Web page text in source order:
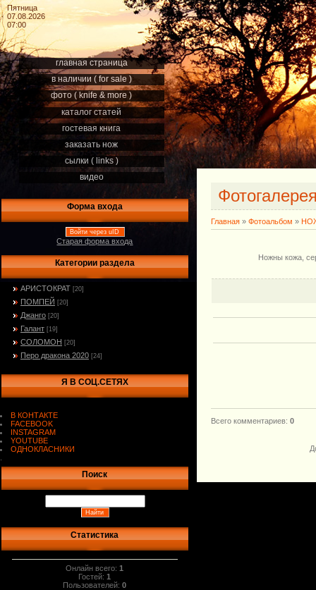
Пятница
07.08.2026
07:00
главная страница
в наличии ( for sale )
фото ( knife & more )
каталог статей
гостевая книга
заказать нож
сылки ( links )
видео
Форма входа
Войти через uID
Старая форма входа
Категории раздела
АРИСТОКРАТ [20]
ПОМПЕЙ [20]
Джанго [20]
Галант [19]
СОЛОМОН [20]
Перо дракона 2020 [24]
Я В СОЦ.СЕТЯХ
В КОНТАКТЕ
FACEBOOK
INSTAGRAM
YOUTUBE
ОДНОКЛАСНИКИ
Поиск
Статистика
Онлайн всего:1
Гостей:1
Пользователей:0
Главная » Фотоальбом »
Ножны кожа,
Всего комментариев: 0